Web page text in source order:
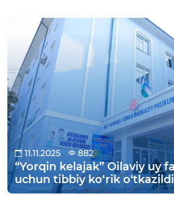
11.11.2025 882
“Yorqin kelajak” Oilaviy uy
uchun tibbiy ko‘rik o‘tkazildi